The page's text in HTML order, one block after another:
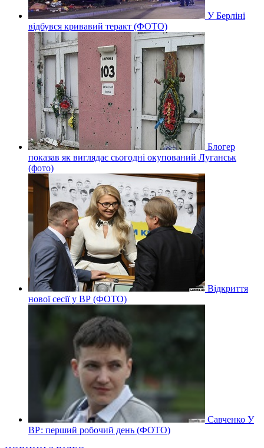
У Берліні
відбувся кривавий теракт (ФОТО)
Блогер
показав як виглядає сьогодні окупований Луганськ
(фото)
Відкриття
нової сесії у ВР (ФОТО)
Савченко У
ВР: перший робочий день (ФОТО)